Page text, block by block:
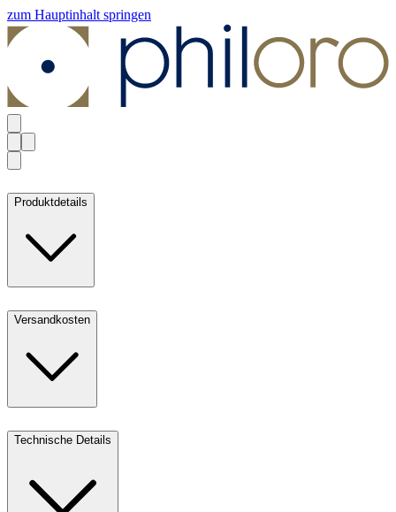
zum Hauptinhalt springen
Produktdetails
Versandkosten
Technische Details